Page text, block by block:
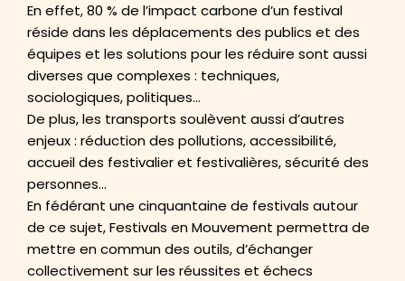
En effet, 80 % de l’impact carbone d’un festival
réside dans les déplacements des publics et des
équipes et les solutions pour les réduire sont aussi
diverses que complexes : techniques,
sociologiques, politiques…
De plus, les transports soulèvent aussi d’autres
enjeux : réduction des pollutions, accessibilité,
accueil des festivalier et festivalières, sécurité des
personnes…
En fédérant une cinquantaine de festivals autour
de ce sujet, Festivals en Mouvement permettra de
mettre en commun des outils, d’échanger
collectivement sur les réussites et échecs